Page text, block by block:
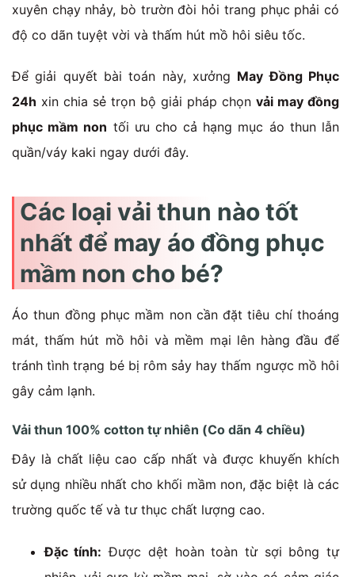
xuyên chạy nhảy, bò trườn đòi hỏi trang phục phải có
độ co dãn tuyệt vời và thấm hút mồ hôi siêu tốc.
Để giải quyết bài toán này, xưởng May Đồng Phục
24h xin chia sẻ trọn bộ giải pháp chọn vải may đồng
phục mầm non tối ưu cho cả hạng mục áo thun lẫn
quần/váy kaki ngay dưới đây.
Các loại vải thun nào tốt
nhất để may áo đồng phục
mầm non cho bé?
Áo thun đồng phục mầm non cần đặt tiêu chí thoáng
mát, thấm hút mồ hôi và mềm mại lên hàng đầu để
tránh tình trạng bé bị rôm sảy hay thấm ngược mồ hôi
gây cảm lạnh.
Vải thun 100% cotton tự nhiên (Co dãn 4 chiều)
Đây là chất liệu cao cấp nhất và được khuyến khích
sử dụng nhiều nhất cho khối mầm non, đặc biệt là các
trường quốc tế và tư thục chất lượng cao.
Đặc tính: Được dệt hoàn toàn từ sợi bông tự